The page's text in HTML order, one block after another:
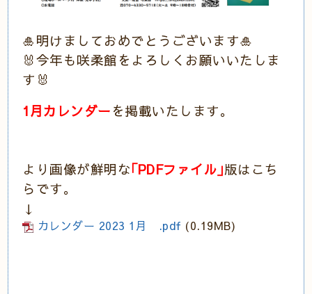
🎍明けましておめでとうございます🎍
🐰今年も咲柔館をよろしくお願いいたしま
す🐰
1月カレンダーを掲載いたします。
より画像が鮮明な｢PDFファイル｣版はこち
らです。
↓
カレンダー 2023 1月 .pdf (0.19MB)